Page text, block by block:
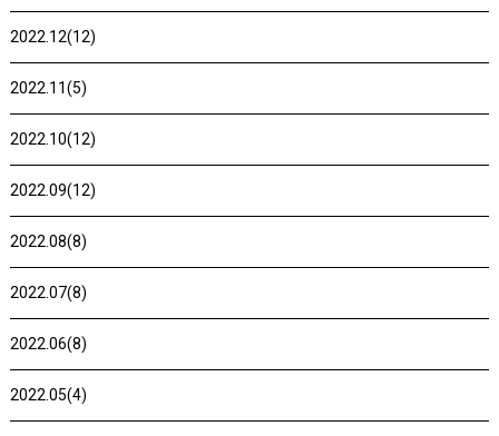
2022.12(12)
2022.11(5)
2022.10(12)
2022.09(12)
2022.08(8)
2022.07(8)
2022.06(8)
2022.05(4)